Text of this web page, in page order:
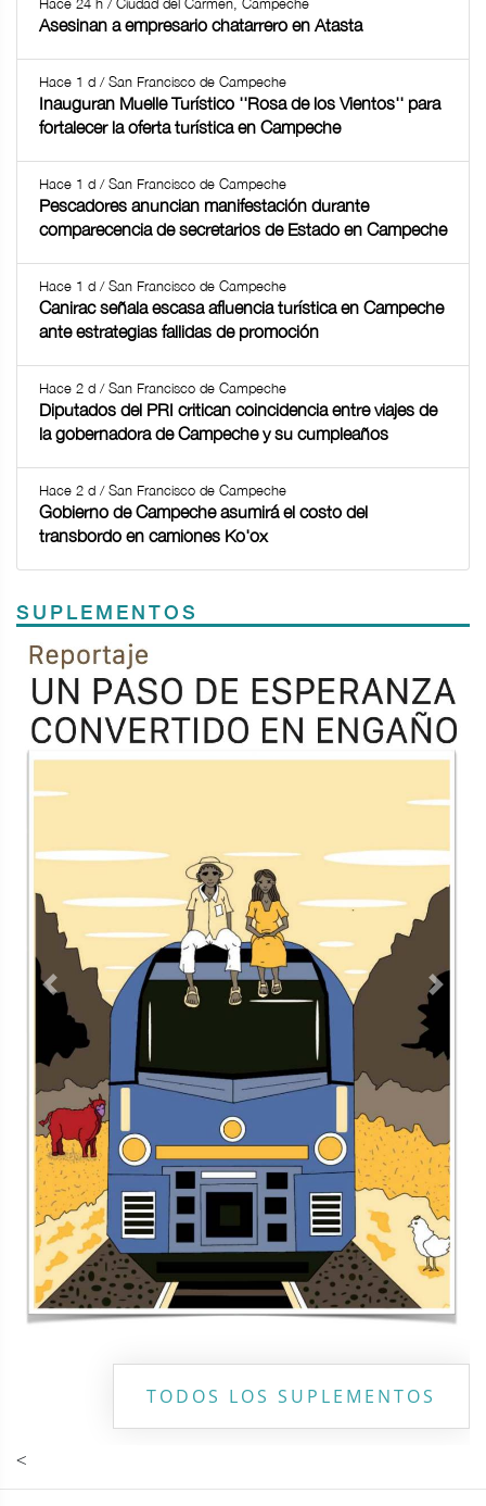
Hace 24 h / Ciudad del Carmen, Campeche
Asesinan a empresario chatarrero en Atasta
Hace 1 d / San Francisco de Campeche
Inauguran Muelle Turístico ''Rosa de los Vientos'' para
fortalecer la oferta turística en Campeche
Hace 1 d / San Francisco de Campeche
Pescadores anuncian manifestación durante
comparecencia de secretarios de Estado en Campeche
Hace 1 d / San Francisco de Campeche
Canirac señala escasa afluencia turística en Campeche
ante estrategias fallidas de promoción
Hace 2 d / San Francisco de Campeche
Diputados del PRI critican coincidencia entre viajes de
la gobernadora de Campeche y su cumpleaños
Hace 2 d / San Francisco de Campeche
Gobierno de Campeche asumirá el costo del
transbordo en camiones Ko'ox
SUPLEMENTOS
Previous
TODOS LOS SUPLEMENTOS
Contacto Aviso de privacidad
Copyright ©2026 Todos los derechos reservados | La Jornada
Maya